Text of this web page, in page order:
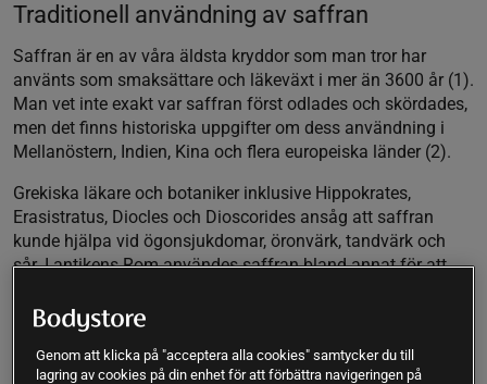
Traditionell användning av saffran
Saffran är en av våra äldsta kryddor som man tror har
använts som smaksättare och läkeväxt i mer än 3600 år (1).
Man vet inte exakt var saffran först odlades och skördades,
men det finns historiska uppgifter om dess användning i
Mellanöstern, Indien, Kina och flera europeiska länder (2).
Grekiska läkare och botaniker inklusive Hippokrates,
Erasistratus, Diocles och Dioscorides ansåg att saffran
kunde hjälpa vid ögonsjukdomar, öronvärk, tandvärk och
sår. I antikens Rom användes saffran bland annat för att
den en lång historisk användning för att stärka kroppen,
sinnena och höja humöret. Den har även använts som ett
afrodisiakum.
Genom att klicka på "acceptera alla cookies" samtycker du till
lagring av cookies på din enhet för att förbättra navigeringen på